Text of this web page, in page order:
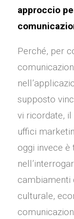
approccio
Perché, per
supposto
vi ricordate, il
uffici
oggi invece
cambiamenti
culturale,